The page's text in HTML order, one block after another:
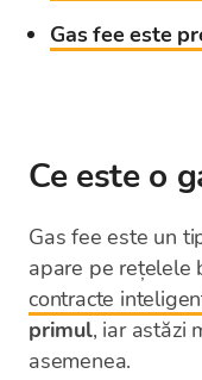
Gas fee este
Ce este o
Gas fee este un
apare pe rețelele
contracte
primul, iar astăzi
asemenea.